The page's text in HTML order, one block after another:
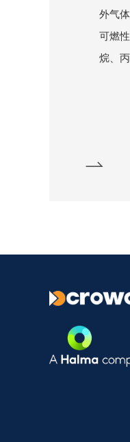
外气
可燃
烷、